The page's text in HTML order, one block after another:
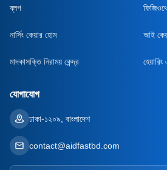
ব্লগ
নার্সিং কেয়ার হোম আই
মাদকাসক্তি নিরাময় কেন্দ্র
যোগাযোগ
ঢাকা-১২০৯, বাংলাদেশ
contact@aidfastbd.com